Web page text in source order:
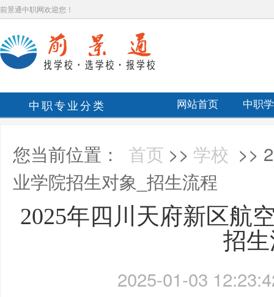
前景通中职网欢迎您！
中职专业分类 网站首页 中职
您当前位置： 首页 >> 学校 >>
业学院招生对象_招生流程
2025年四川天府新区航
招
2025-01-03